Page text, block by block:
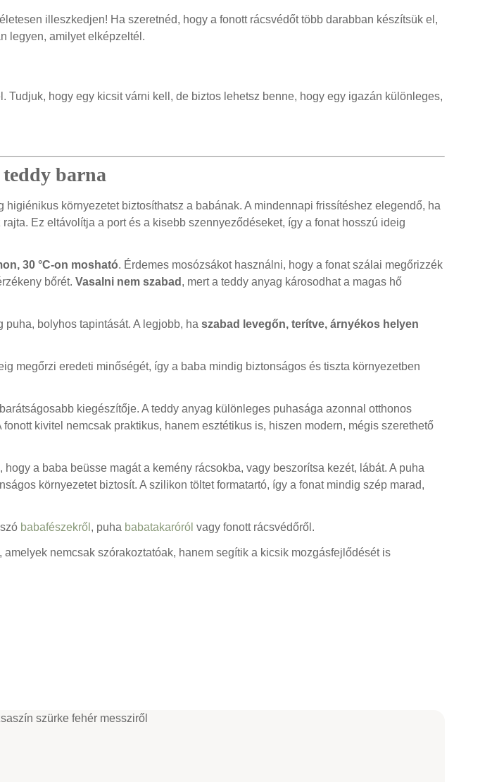
illeszkedjen! Ha szeretnéd, hogy a fonott rácsvédőt több darabban készítsük el,
legyen, amilyet elképzeltél.
hogy egy kicsit várni kell, de biztos lehetsz benne, hogy egy igazán különleges,
teddy barna
higiénikus környezetet biztosíthatsz a babának. A mindennapi frissítéshez elegendő, ha
Ez eltávolítja a port és a kisebb szennyeződéseket, így a fonat hosszú ideig
30 °C-on mosható. Érdemes mosózsákot használni, hogy a fonat szálai megőrizzék
bőrét.Vasalni nem szabad , mert a teddy anyag károsodhat a magas hő
puha, bolyhos tapintását. A legjobb, haszabad levegőn, terítve, árnyékos helyen
megőrzi eredeti minőségét, így a baba mindig biztonságos és tiszta környezetben
kiegészítője. A teddy anyag különleges puhasága azonnal otthonos
kivitel nemcsak praktikus, hanem esztétikus is, hiszen modern, mégis szerethető
a baba beüsse magát a kemény rácsokba, vagy beszorítsa kezét, lábát. A puha
környezetet biztosít. A szilikon töltet formatartó, így a fonat mindig szép marad,
babafészekről , puha babatakaróról vagy fonott rácsvédőről.
nemcsak szórakoztatóak, hanem segítik a kicsik mozgásfejlődését is